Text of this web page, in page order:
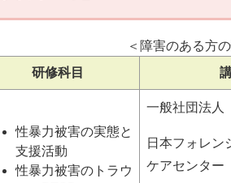
＜障害のある方
研修科目
性暴力被害の実態と
支援活動
性暴力被害のトラウ
一般社団法人
日本フォレン
ケアセンター